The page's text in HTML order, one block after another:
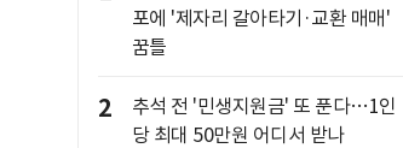
포에 '제자리 갈아타기·교환 매매'
꿈틀
2
추석 전 '민생지원금' 또 푼다…1인
당 최대 50만원 어디서 받나